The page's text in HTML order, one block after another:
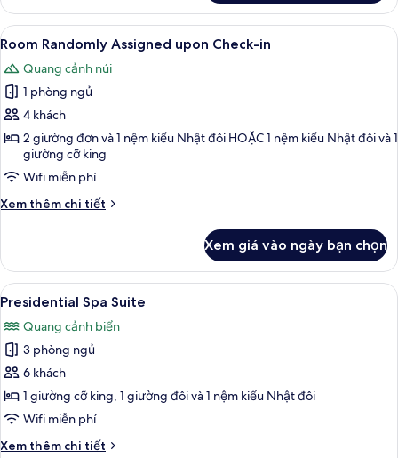
Phòng
Suite
Presidential
Xem
tất
cả
ảnh
Room
Randomly
Assigned
upon
Check-
Chăn bông, két bảo mật tại phòng,
2
Room Randomly Assigned upon Check-in
Quang cảnh núi
1 phòng ngủ
4 khách
2 giường đơn và 1 nệm kiểu Nhật đôi HOẶC 1 nệm kiểu Nhật đôi và 1
giường cỡ king
Wifi miễn phí
Xem thêm chi tiết
Chi
Room
Randomly
Assigned
Check-
in
Xem giá vào ngày bạn chọn
Xem
tất
cả
ảnh
Presidential
Spa
Suite
Chăn bông, két bảo mật tại phòng,
13
Presidential Spa Suite
Quang cảnh biển
3 phòng ngủ
6 khách
1 giường cỡ king, 1 giường đôi và 1 nệm kiểu Nhật đôi
Wifi miễn phí
Xem thêm chi tiết
Chi